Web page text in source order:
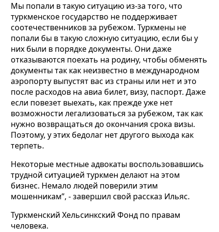
Мы попали в такую ситуацию из-за того, что
туркменское государство не поддерживает
соотечественников за рубежом. Туркмены не
попали бы в такую сложную ситуацию, если бы у
них были в порядке документы. Они даже
отказываются поехать на родину, чтобы обменять
документы так как неизвестно в международном
аэропорту выпустят вас из страны или нет и это
после расходов на авиа билет, визу, паспорт. Даже
если повезет выехать, как прежде уже нет
возможности легализоваться за рубежом, так как
нужно возвращаться до окончания срока визы.
Поэтому, у этих бедолаг нет другого выхода как
терпеть.
Некоторые местные адвокаты воспользовавшись
трудной ситуацией туркмен делают на этом
бизнес. Немало людей поверили этим
мошенникам”, - завершил свой рассказ Ильяс.
Туркменский Хельсинкский Фонд по правам
человека.